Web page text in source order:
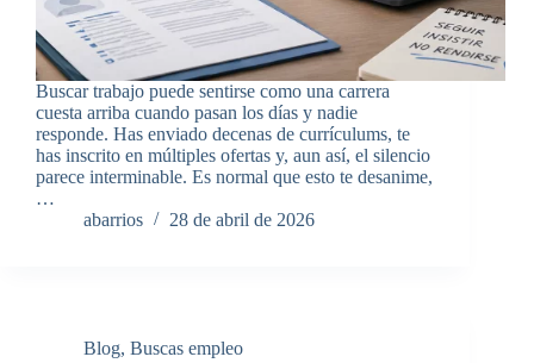
Buscar trabajo puede sentirse como una carrera
cuesta arriba cuando pasan los días y nadie
responde. Has enviado decenas de currículums, te
has inscrito en múltiples ofertas y, aun así, el silencio
parece interminable. Es normal que esto te desanime,
…
abarrios
28 de abril de 2026
Blog, Buscas empleo